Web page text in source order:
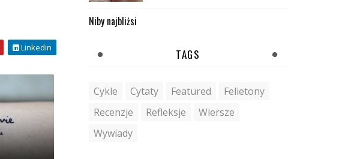
Linkedin
Niby najbliżsi
TAGS
Cykle Cytaty Featured
Felietony
Recenzje
Refleksje
Wiersze
Wywiady